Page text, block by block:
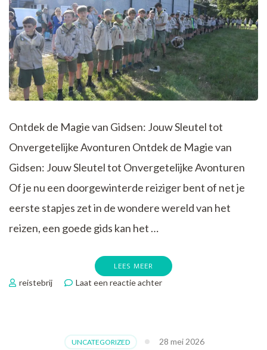
Manier
Ontdek de Magie van Gidsen: Jouw Sleutel tot
Onvergetelijke Avonturen Ontdek de Magie van
Gidsen: Jouw Sleutel tot Onvergetelijke Avonturen
Of je nu een doorgewinterde reiziger bent of net je
eerste stapjes zet in de wondere wereld van het
reizen, een goede gids kan het …
LEES MEER
reistebrij Laat een reactie achterop
Gidsen:
UNCATEGORIZED 28 mei 2026